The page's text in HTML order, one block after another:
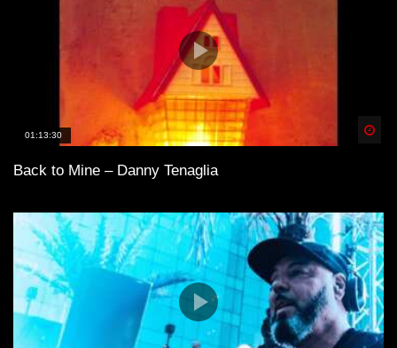
01:13:30
Back to Mine – Danny Tenaglia